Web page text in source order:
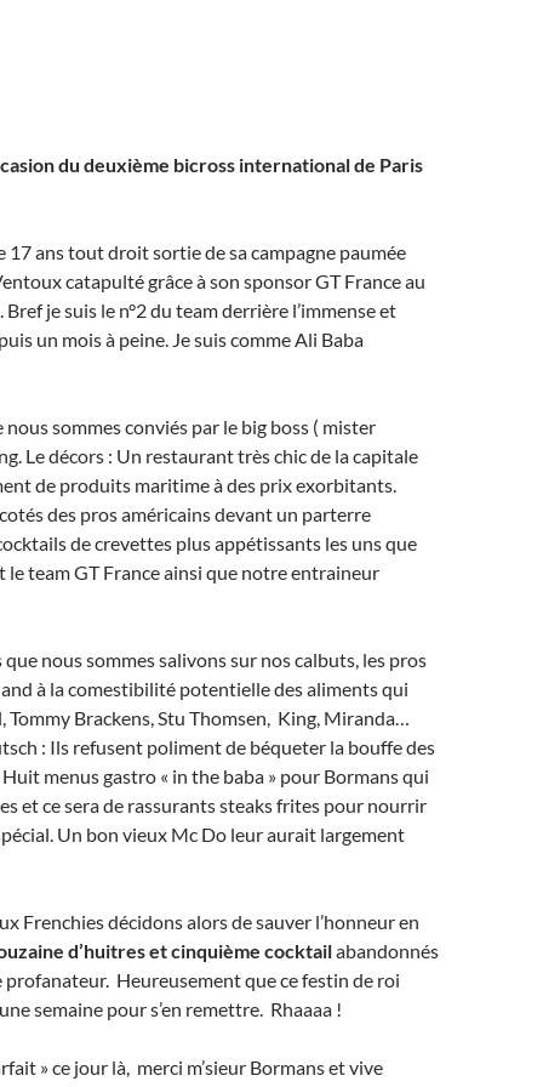
du deuxième bicross international de Paris
ans tout droit sortie de sa campagne paumée
catapulté grâce à son sponsor GT France au
je suis le n°2 du team derrière l’immense et
un mois à peine. Je suis comme Ali Baba
sommes conviés par le big boss ( mister
Le décors : Un restaurant très chic de la capitale
de produits maritime à des prix exorbitants.
des pros américains devant un parterre
de crevettes plus appétissants les uns que
le team GT France ainsi que notre entraineur
nous sommes salivons sur nos calbuts, les pros
à la comestibilité potentielle des aliments qui
Tommy Brackens, Stu Thomsen, King, Miranda…
: Ils refusent poliment de béqueter la bouffe des
menus gastro « in the baba » pour Bormans qui
et ce sera de rassurants steaks frites pour nourrir
Un bon vieux Mc Do leur aurait largement
Frenchies décidons alors de sauver l’honneur en
d’huitres et cinquième cocktailabandonnés
profanateur. Heureusement que ce festin de roi
semaine pour s’en remettre. Rhaaaa !
» ce jour là, merci m’sieur Bormans et vive